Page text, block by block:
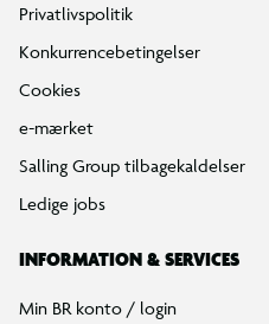
Privatlivspolitik
Konkurrencebetingelser
Cookies
e-mærket
Salling Group tilbagekaldelser
Ledige jobs
INFORMATION & SERVICES
Min BR konto / login